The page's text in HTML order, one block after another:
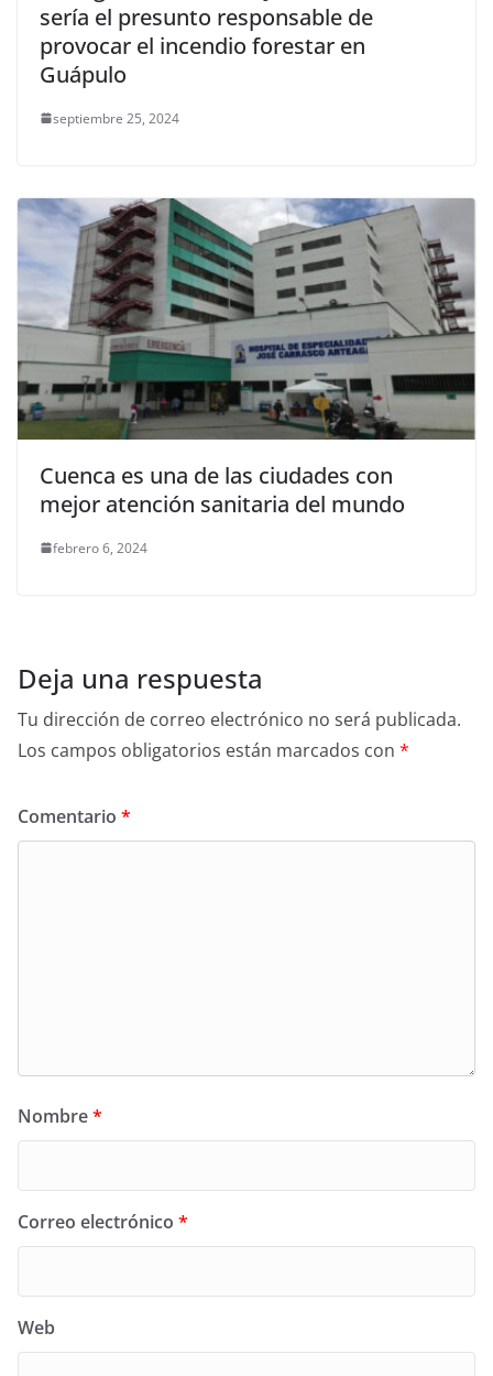
sería el presunto responsable de
provocar el incendio forestar en
Guápulo
septiembre 25, 2024
Cuenca es una de las ciudades con
mejor atención sanitaria del mundo
febrero 6, 2024
Deja una respuesta
Tu dirección de correo electrónico no será publicada.
Los campos obligatorios están marcados con *
Comentario *
Nombre*
Correo electrónico *
Web